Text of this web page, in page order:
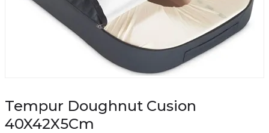
Tempur Doughnut Cusion
40X42X5Cm